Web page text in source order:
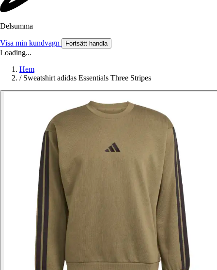
Delsumma
Visa min kundvagn Fortsätt handla
Loading...
Hem
/ Sweatshirt adidas Essentials Three Stripes